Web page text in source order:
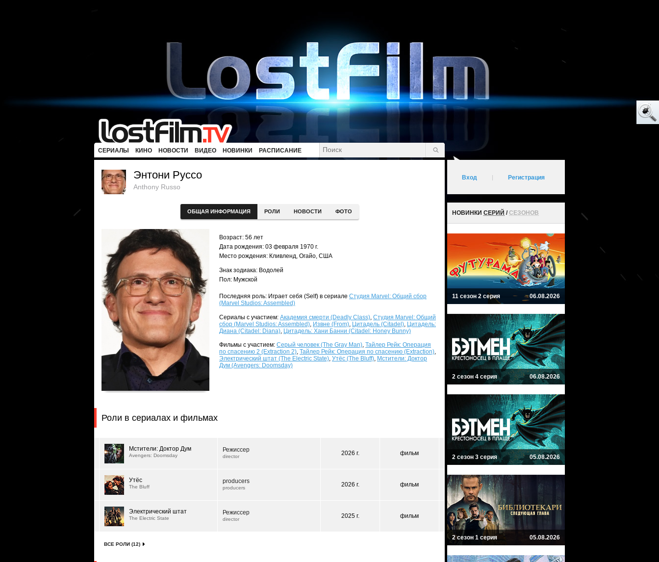
СЕРИАЛЫ КИНО НОВОСТИ ВИДЕО НОВИНКИ РАСПИСАНИЕ
Энтони Руссо
Anthony Russo
ОБЩАЯ ИНФОРМАЦИЯ РОЛИ НОВОСТИ ФОТО
Возраст: 56 лет
Дата рождения: 03 февраля 1970 г.
Место рождения: Кливленд, Огайо, США
Знак зодиака: Водолей
Пол: Мужской
Последняя роль: Играет себя (Self) в сериале Студия Marvel: Общий сбор
(Marvel Studios: Assembled)
Сериалы с участием: Академия смерти (Deadly Class), Студия Marvel: Общий
сбор (Marvel Studios: Assembled), Извне (From), Цитадель (Citadel), Цитадель:
Диана (Citadel: Diana), Цитадель: Хани Банни (Citadel: Honey Bunny)
Фильмы с участием: Серый человек (The Gray Man), Тайлер Рейк: Операция
по спасению 2 (Extraction 2), Тайлер Рейк: Операция по спасению (Extraction),
Электрический штат (The Electric State), Утёс (The Bluff), Мстители: Доктор
Дум (Avengers: Doomsday)
Роли в сериалах и фильмах
Мстители: Доктор Дум
Avengers: Doomsday
Режиссер
director 2026 г. фильм
Утёс
The Bluff
producers
producers 2026 г. фильм
Электрический штат
The Electric State
Режиссер
director 2025 г. фильм
ВСЕ РОЛИ (12)
Вход Регистрация
НОВИНКИ СЕРИЙ /СЕЗОНОВ
11 сезон 2 серия 06.08.2026
2 сезон 4 серия 06.08.2026
2 сезон 3 серия 05.08.2026
2 сезон 1 серия 05.08.2026